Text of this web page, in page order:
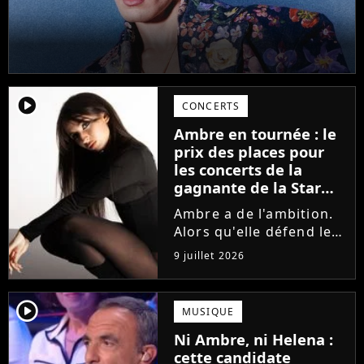
player2 CONCERTS
Ambre en tournée : le
prix des places pour
les concerts de la
gagnante de la Star
Academy !
Ambre a de l'ambition.
Alors qu'elle défend le
single J'me demande et
qu'elle prépare son
premier album, la
gagnante de la dernière
saison de la Star
Academy annonce les
dates de sa...
9 juillet 2026
player2 MUSIQUE
Ni Ambre, ni Helena :
cette candidate